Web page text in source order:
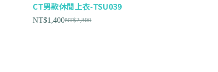
CT男款休閒上衣-TSU039
NT$2,800
NT$1,400